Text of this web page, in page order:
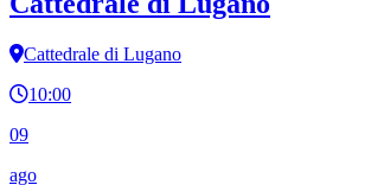
Cattedrale di Lugano
10:00
09
ago